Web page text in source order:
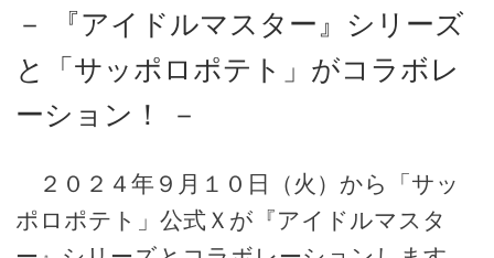
－ 『アイドルマスター』シリーズ
と「サッポロポテト」がコラボレ
ーション！ －
２０２４年９月１０日（火）から「サッ
ポロポテト」公式Ｘが『アイドルマスタ